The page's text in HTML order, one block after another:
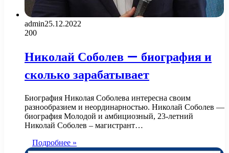
admin25.12.2022
200
Николай Соболев — биография и
сколько зарабатывает
Биография Николая Соболева интересна своим
разнообразием и неординарностью. Николай Соболев —
биография Молодой и амбициозный, 23-летний
Николай Соболев – магистрант…
Подробнее »